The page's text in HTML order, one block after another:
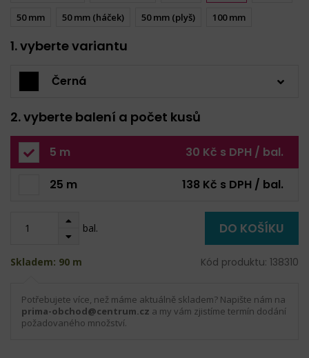
50 mm
50 mm (háček) 50 mm (plyš) 100 mm
1. vyberte variantu
Černá
2. vyberte balení a počet kusů
5 m 30 Kč s DPH / bal.
25 m 138 Kč s DPH / bal.
bal. DO KOŠÍKU
Skladem: 90 m Kód produktu: 138310
Potřebujete více, než máme aktuálně skladem? Napište nám na
prima-obchod@centrum.cz a my vám zjistíme termín dodání
požadovaného množství.